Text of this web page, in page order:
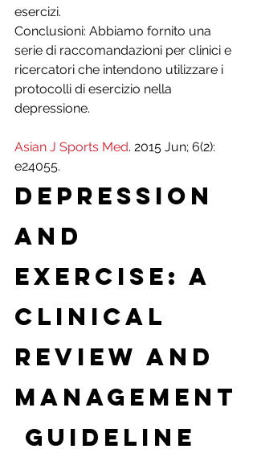
esercizi.
Conclusioni: Abbiamo fornito una
serie di raccomandazioni per clinici e
ricercatori che intendono utilizzare i
protocolli di esercizio nella
depressione.
Asian J Sports Med. 2015 Jun; 6(2):
e24055.
Depression
and
Exercise: A
Clinical
Review and
Management
Guideline